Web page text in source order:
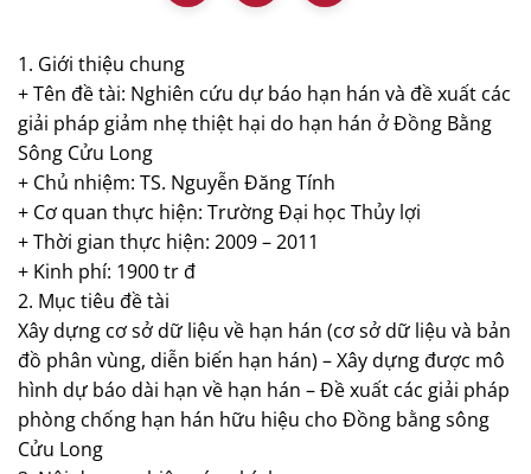
1. Giới thiệu chung
+ Tên đề tài: Nghiên cứu dự báo hạn hán và đề xuất các
giải pháp giảm nhẹ thiệt hại do hạn hán ở Đồng Bằng
Sông Cửu Long
+ Chủ nhiệm: TS. Nguyễn Đăng Tính
+ Cơ quan thực hiện: Trường Đại học Thủy lợi
+ Thời gian thực hiện: 2009 – 2011
+ Kinh phí: 1900 tr đ
2. Mục tiêu đề tài
Xây dựng cơ sở dữ liệu về hạn hán (cơ sở dữ liệu và bản
đồ phân vùng, diễn biến hạn hán) – Xây dựng được mô
hình dự báo dài hạn về hạn hán – Đề xuất các giải pháp
phòng chống hạn hán hữu hiệu cho Đồng bằng sông
Cửu Long